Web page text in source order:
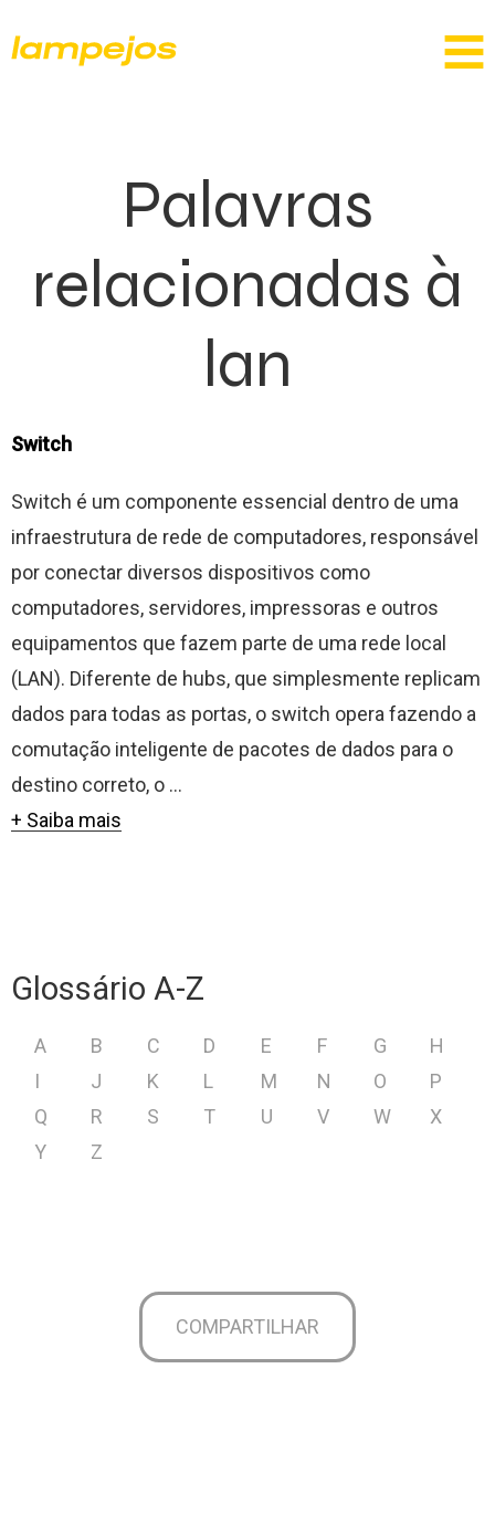
Palavras
relacionadas à
lan
Switch
Switch é um componente essencial dentro de uma
infraestrutura de rede de computadores, responsável
por conectar diversos dispositivos como
computadores, servidores, impressoras e outros
equipamentos que fazem parte de uma rede local
(LAN). Diferente de hubs, que simplesmente replicam
dados para todas as portas, o switch opera fazendo a
comutação inteligente de pacotes de dados para o
destino correto, o ...
+ Saiba mais
Glossário A-Z
A B C D E F G
H
I
J K L M N O
P
Q
R S T U V W
X
Y
Z
COMPARTILHAR